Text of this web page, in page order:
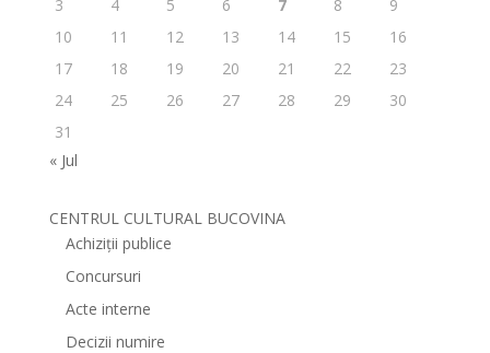
3
4 5 6 7 8
9
10
11 12 13 14 15
16
17
18 19 20 21 22
23
24
25 26 27 28 29
30
31
« Jul
CENTRUL CULTURAL BUCOVINA
Achiziții publice
Concursuri
Acte interne
Decizii numire